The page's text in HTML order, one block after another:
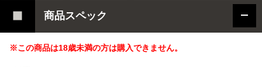
商品スペック
※この商品は18歳未満の方は購入できません。